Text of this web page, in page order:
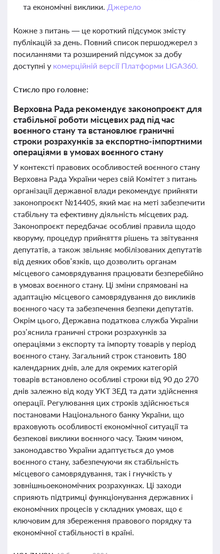
та економічні виклики. Джерело
Кожне з питань — це короткий підсумок змісту
публікацій за день. Повний список першоджерел з
посиланнями та розширений підсумок за добу
доступні у комерційній версії Платформи LIGA360.
Стисло про головне:
Верховна Рада рекомендує законопроєкт для
стабільної роботи місцевих рад під час
воєнного стану та встановлює граничні
строки розрахунків за експортно-імпортними
операціями в умовах воєнного стану
У контексті правових особливостей воєнного стану
Верховна Рада України через свій Комітет з питань
організації державної влади рекомендує прийняти
законопроєкт №14405, який має на меті забезпечити
стабільну та ефективну діяльність місцевих рад.
Законопроєкт передбачає особливі правила щодо
кворуму, процедур прийняття рішень та звітування
депутатів, а також звільняє мобілізованих депутатів
від деяких обов’язків, що дозволить органам
місцевого самоврядування працювати безперебійно
в умовах воєнного стану. Ці зміни спрямовані на
адаптацію місцевого самоврядування до викликів
воєнного часу та забезпечення безпеки депутатів.
Окрім цього, Державна податкова служба України
роз’яснила граничні строки розрахунків за
операціями з експорту та імпорту товарів у період
воєнного стану. Загальний строк становить 180
календарних днів, але для окремих категорій
товарів встановлено особливі строки від 90 до 270
днів залежно від коду УКТ ЗЕД та дати здійснення
операції. Регулювання цих строків здійснюється
постановами Національного банку України, що
враховують особливості економічної ситуації та
безпекові виклики воєнного часу. Таким чином,
законодавство України адаптується до умов
воєнного стану, забезпечуючи як стабільність
місцевого самоврядування, так і гнучкість у
зовнішньоекономічних розрахунках. Ці заходи
сприяють підтримці функціонування державних і
економічних процесів у складних умовах, що є
ключовим для збереження правового порядку та
економічної стабільності в країні.